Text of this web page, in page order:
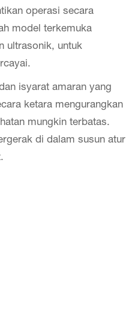
operasi secara
model terkemuka
ultrasonik, untuk
isyarat amaran yang
ketara mengurangkan
mungkin terbatas.
di dalam susun atur